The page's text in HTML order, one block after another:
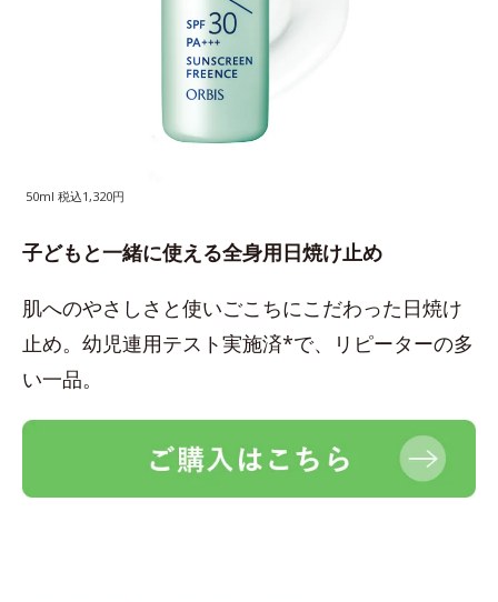
50ml 税込1,320円
子どもと一緒に使える全身用日焼け止め
肌へのやさしさと使いごこちにこだわった日焼け
止め。幼児連用テスト実施済*で、リピーターの多
い一品。